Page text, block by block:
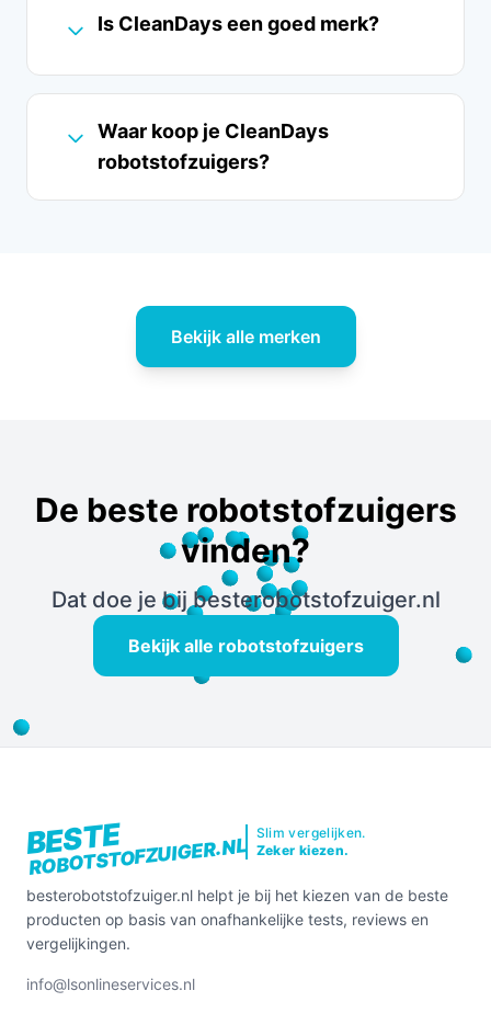
Is CleanDays een goed merk?
Waar koop je CleanDays
robotstofzuigers?
Bekijk alle merken
De beste robotstofzuigers
vinden?
Dat doe je bij besterobotstofzuiger.nl
Bekijk alle robotstofzuigers
BESTE
ROBOTSTOFZUIGER.NL
Slim vergelijken.
Zeker kiezen.
besterobotstofzuiger.nl helpt je bij het kiezen van de beste
producten op basis van onafhankelijke tests, reviews en
vergelijkingen.
info@lsonlineservices.nl